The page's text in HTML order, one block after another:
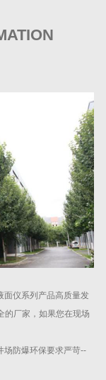
面仪系列产品高质量发
的厂家，如果您在现场
场防爆环保要求严苛--